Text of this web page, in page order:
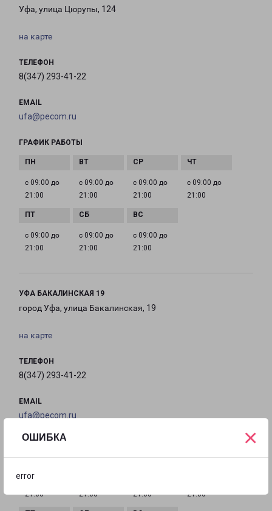
ОШИБКА
error
×
Уфа, улица Цюрупы, 124
на карте
ТЕЛЕФОН
8(347) 293-41-22
EMAIL
ufa@pecom.ru
ГРАФИК РАБОТЫ
с 09:00 до
21:00
с 09:00 до
21:00
с 09:00 до
21:00
с 09:00 до
21:00
с 09:00 до
21:00
с 09:00 до
21:00
с 09:00 до
21:00
УФА БАКАЛИНСКАЯ 19
город Уфа, улица Бакалинская, 19
на карте
ТЕЛЕФОН
8(347) 293-41-22
EMAIL
ufa@pecom.ru
ГРАФИК РАБОТЫ
с 09:00 до
21:00
21:00
21:00
21:00